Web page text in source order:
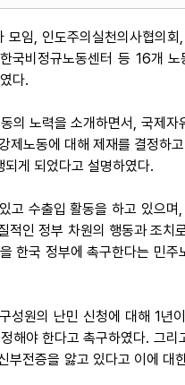
임, 인도주의실천의사협의회
국비정규노동센터 등 16개
다.
의 노력을 소개하면서, 국제자
노동에 대해 제재를 결정하
게 되었다고 설명하였다.
고 수출입 활동을 하고 있으며
적인 정부 차원의 행동과 조치
한국 정부에 촉구한다는 민주
원의 난민 신청에 대해 1년
해야 한다고 촉구하였다. 그
전증을 앓고 있다고 이에 대